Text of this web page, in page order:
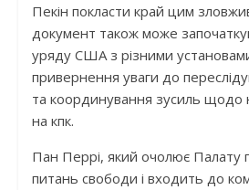
Пекін покласти край цим
документ також може
уряду США з різними
привернення уваги до
та координування зусиль щодо
на кпк.
Пан Перрі, який очолює Палату
питань свободи і входить до